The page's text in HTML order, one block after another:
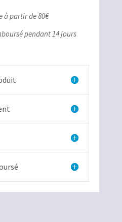
à partir de 80€
pendant 14 jours